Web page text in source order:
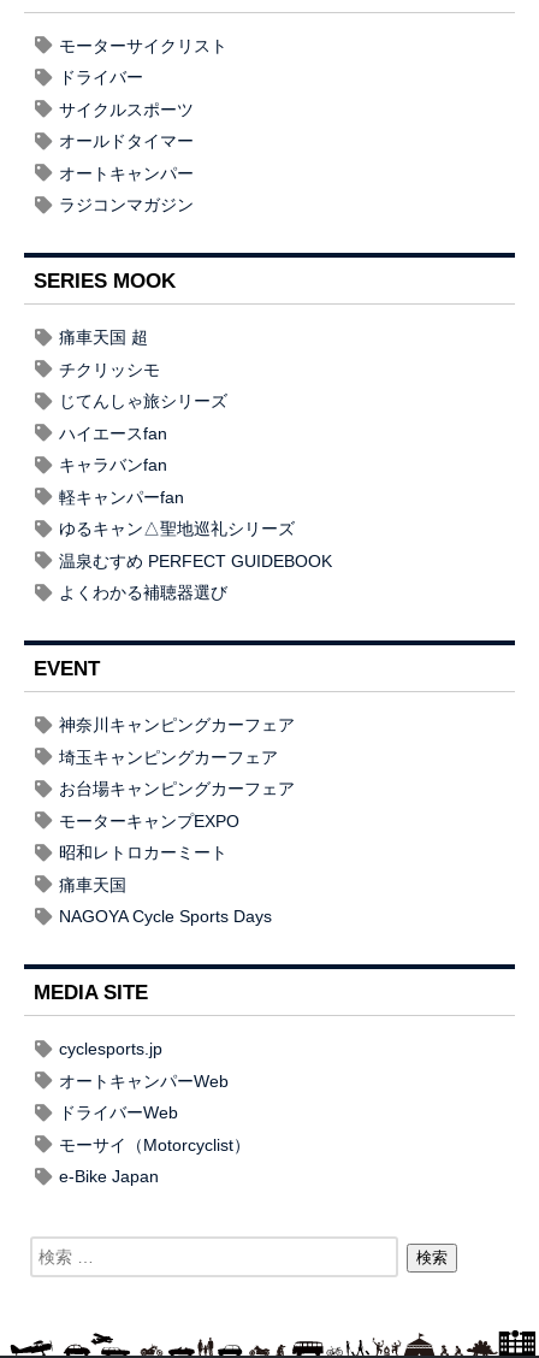
モーターサイクリスト
ドライバー
サイクルスポーツ
オールドタイマー
オートキャンパー
ラジコンマガジン
SERIES MOOK
痛車天国 超
チクリッシモ
じてんしゃ旅シリーズ
ハイエースfan
キャラバンfan
軽キャンパーfan
ゆるキャン△聖地巡礼シリーズ
温泉むすめ PERFECT GUIDEBOOK
よくわかる補聴器選び
EVENT
神奈川キャンピングカーフェア
埼玉キャンピングカーフェア
お台場キャンピングカーフェア
モーターキャンプEXPO
昭和レトロカーミート
痛車天国
NAGOYA Cycle Sports Days
MEDIA SITE
cyclesports.jp
オートキャンパーWeb
ドライバーWeb
モーサイ（Motorcyclist）
e-Bike Japan